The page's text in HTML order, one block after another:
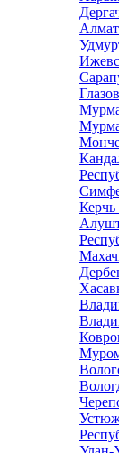
Глазов
Керчь